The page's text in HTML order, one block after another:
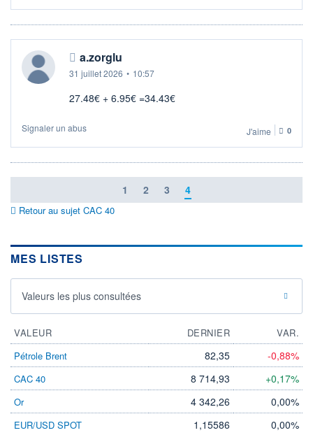
a.zorglu
31 juillet 2026 • 10:57
27.48€ + 6.95€ =34.43€
Signaler un abus J'aime 0
1 2 3 4
Retour au sujet CAC 40
MES LISTES
Valeurs les plus consultées
VALEUR DERNIER
VAR.
Pétrole Brent
82,35 -0,88%
CAC 40 8 714,93 +0,17%
Or 4 342,26 0,00%
EUR/USD SPOT 1,15586 0,00%